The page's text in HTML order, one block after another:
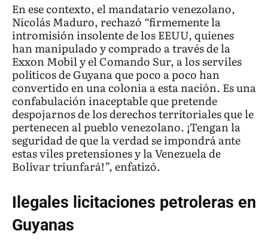
En ese contexto, el mandatario venezolano,
Nicolás Maduro, rechazó “firmemente la
intromisión insolente de los EEUU, quienes
han manipulado y comprado a través de la
Exxon Mobil y el Comando Sur, a los serviles
políticos de Guyana que poco a poco han
convertido en una colonia a esta nación. Es una
confabulación inaceptable que pretende
despojarnos de los derechos territoriales que le
pertenecen al pueblo venezolano. ¡Tengan la
seguridad de que la verdad se impondrá ante
estas viles pretensiones y la Venezuela de
Bolívar triunfará!”, enfatizó.
Ilegales licitaciones petroleras en
Guyanas